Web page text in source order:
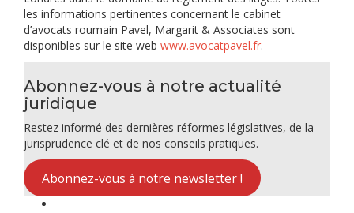
les informations pertinentes concernant le cabinet
d’avocats roumain Pavel, Margarit & Associates sont
disponibles sur le site web www.avocatpavel.fr.
Abonnez-vous à notre actualité
juridique
Restez informé des dernières réformes législatives, de la
jurisprudence clé et de nos conseils pratiques.
Abonnez-vous à notre newsletter !